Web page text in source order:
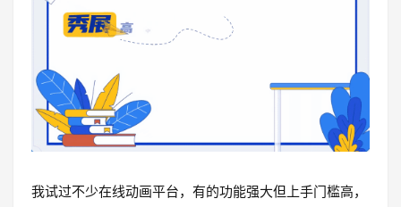
我试过不少在线动画平台，有的功能强大但上手门槛高，